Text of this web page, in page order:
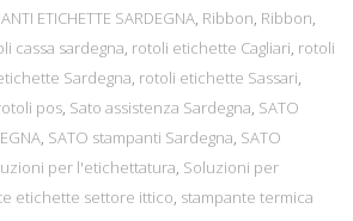
ETICHETTE SARDEGNA, Ribbon, Ribbon,
cassa sardegna, rotoli etichette Cagliari, rotoli
Sardegna, rotoli etichette Sassari,
pos, Sato assistenza Sardegna, SATO
, SATO stampanti Sardegna, SATO
per l'etichettatura, Soluzioni per
etichette settore ittico, stampante termica